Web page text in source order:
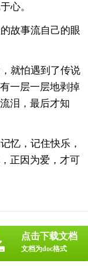
心。
故事流自己的眼
就怕遇到了传说
一层一层地剥掉
泪，最后才知
忆，记住快乐，
正因为爱，才可
点击下载文档
文档为doc格式